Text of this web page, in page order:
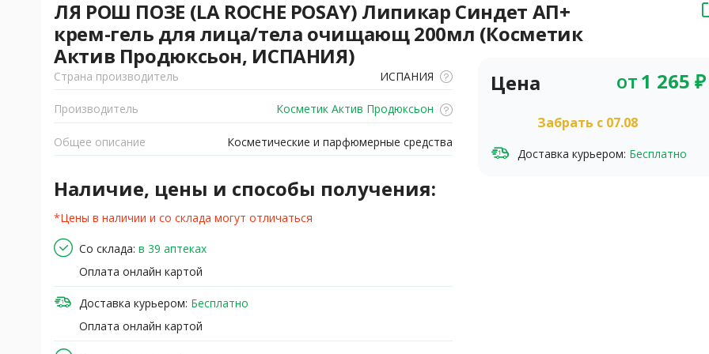
ЛЯ РОШ ПОЗЕ (LA ROCHE POSAY) Липикар Синдет АП+
крем-гель для лица/тела очищающ 200мл (Косметик
Актив Продюксьон, ИСПАНИЯ)
Страна производитель ИСПАНИЯ
Производитель Косметик Актив Продюксьон
Общее описание Косметические и парфюмерные средства
Наличие, цены и способы получения:
*Цены в наличии и со склада могут отличаться
Со склада: в 39 аптеках
Оплата онлайн картой
Доставка курьером: Бесплатно
Оплата онлайн картой
Цена от1 265 ₽
Забрать c 07.08
Доставка курьером: Бесплатно